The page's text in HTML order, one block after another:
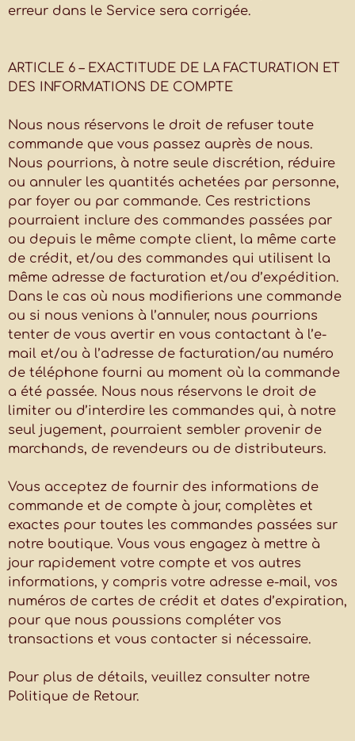
erreur dans le Service sera corrigée.
ARTICLE 6 – EXACTITUDE DE LA FACTURATION ET
DES INFORMATIONS DE COMPTE
Nous nous réservons le droit de refuser toute
commande que vous passez auprès de nous.
Nous pourrions, à notre seule discrétion, réduire
ou annuler les quantités achetées par personne,
par foyer ou par commande. Ces restrictions
pourraient inclure des commandes passées par
ou depuis le même compte client, la même carte
de crédit, et/ou des commandes qui utilisent la
même adresse de facturation et/ou d’expédition.
Dans le cas où nous modifierions une commande
ou si nous venions à l’annuler, nous pourrions
tenter de vous avertir en vous contactant à l’e-
mail et/ou à l’adresse de facturation/au numéro
de téléphone fourni au moment où la commande
a été passée. Nous nous réservons le droit de
limiter ou d’interdire les commandes qui, à notre
seul jugement, pourraient sembler provenir de
marchands, de revendeurs ou de distributeurs.
Vous acceptez de fournir des informations de
commande et de compte à jour, complètes et
exactes pour toutes les commandes passées sur
notre boutique. Vous vous engagez à mettre à
jour rapidement votre compte et vos autres
informations, y compris votre adresse e-mail, vos
numéros de cartes de crédit et dates d’expiration,
pour que nous poussions compléter vos
transactions et vous contacter si nécessaire.
Pour plus de détails, veuillez consulter notre
Politique de Retour.